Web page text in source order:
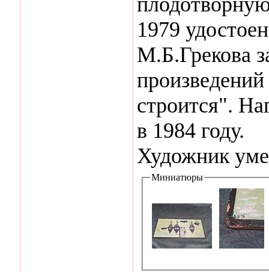
1979
М.Б.Грекова
строится".
в 1984 году.
Художник
Миниатюры